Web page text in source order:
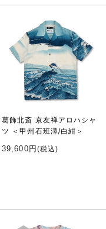
葛飾北斎 京友禅アロハシャ
ツ ＜甲州石班澤/白紺＞
39,600円 (税込)